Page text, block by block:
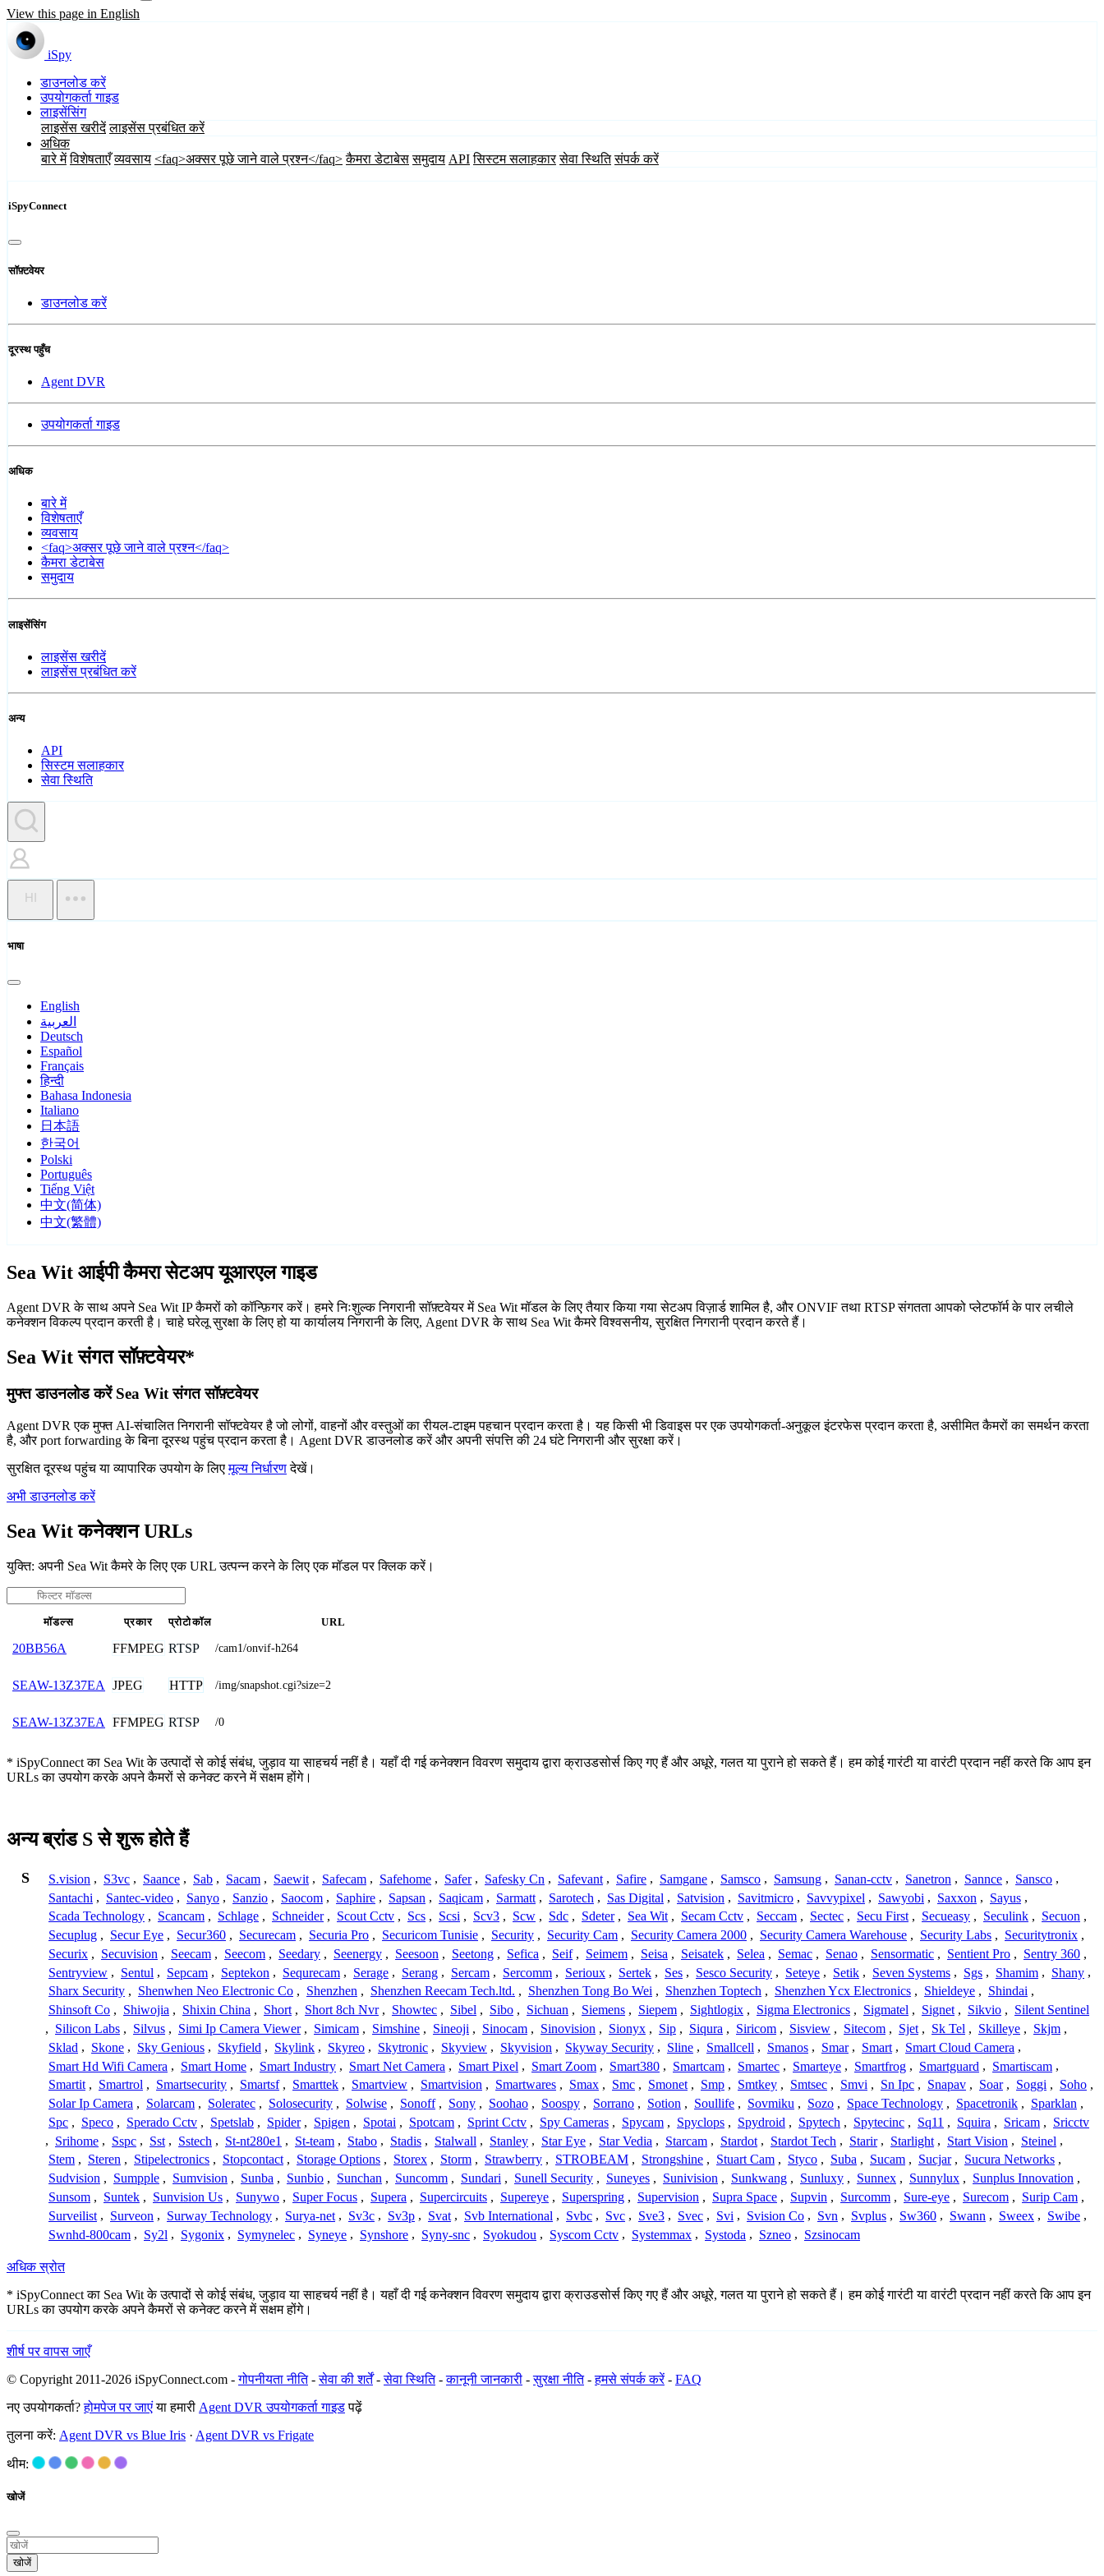
View this page in English
iSpy
डाउनलोड करें
उपयोगकर्ता गाइड
लाइसेंसिंग
लाइसेंस खरीदें लाइसेंस प्रबंधित करें
अधिक
बारे में विशेषताएँ व्यवसाय <faq>अक्सर पूछे जाने वाले प्रश्न</faq> कैमरा डेटाबेस समुदाय API सिस्टम सलाहकार सेवा स्थिति संपर्क करें
iSpyConnect
सॉफ़्टवेयर
डाउनलोड करें
दूरस्थ पहुँच
Agent DVR
उपयोगकर्ता गाइड
अधिक
बारे में
विशेषताएँ
व्यवसाय
<faq>अक्सर पूछे जाने वाले प्रश्न</faq>
कैमरा डेटाबेस
समुदाय
लाइसेंसिंग
लाइसेंस खरीदें
लाइसेंस प्रबंधित करें
अन्य
API
सिस्टम सलाहकार
सेवा स्थिति
HI
भाषा
English
العربية
Deutsch
Español
Français
हिन्दी
Bahasa Indonesia
Italiano
日本語
한국어
Polski
Português
Tiếng Việt
中文(简体)
中文(繁體)
Sea Wit आईपी कैमरा सेटअप यूआरएल गाइड
Agent DVR के साथ अपने Sea Wit IP कैमरों को कॉन्फ़िगर करें। हमरे निःशुल्क निगरानी सॉफ़्टवेयर में Sea Wit मॉडल के लिए तैयार किया गया सेटअप विज़ार्ड शामिल है, और ONVIF तथा RTSP संगतता आपको प्लेटफॉर्म के पार लचीले
कनेक्शन विकल्प प्रदान करती है। चाहे घरेलू सुरक्षा के लिए हो या कार्यालय निगरानी के लिए, Agent DVR के साथ Sea Wit कैमरे विश्वसनीय, सुरक्षित निगरानी प्रदान करते हैं।
Sea Wit संगत सॉफ़्टवेयर*
मुफ्त डाउनलोड करें Sea Wit संगत सॉफ़्टवेयर
Agent DVR एक मुफ्त AI-संचालित निगरानी सॉफ्टवेयर है जो लोगों, वाहनों और वस्तुओं का रीयल-टाइम पहचान प्रदान करता है। यह किसी भी डिवाइस पर एक उपयोगकर्ता-अनुकूल इंटरफेस प्रदान करता है, असीमित कैमरों का समर्थन करता
है, और port forwarding के बिना दूरस्थ पहुंच प्रदान करता है। Agent DVR डाउनलोड करें और अपनी संपत्ति की 24 घंटे निगरानी और सुरक्षा करें।
सुरक्षित दूरस्थ पहुंच या व्यापारिक उपयोग के लिएमूल्य निर्धारणदेखें।
अभी डाउनलोड करें
Sea Wit कनेक्शन URLs
युक्ति: अपनी Sea Wit कैमरे के लिए एक URL उत्पन्न करने के लिए एक मॉडल पर क्लिक करें।
मॉडल्स प्रकार प्रोटोकॉल URL
20BB56A FFMPEG RTSP /cam1/onvif-h264
SEAW-13Z37EA JPEG HTTP /img/snapshot.cgi?size=2
SEAW-13Z37EA FFMPEG RTSP /0
* iSpyConnect का Sea Wit के उत्पादों से कोई संबंध, जुड़ाव या साहचर्य नहीं है। यहाँ दी गई कनेक्शन विवरण समुदाय द्वारा क्राउडसोर्स किए गए हैं और अधूरे, गलत या पुराने हो सकते हैं। हम कोई गारंटी या वारंटी प्रदान नहीं करते कि आप इन
URLs का उपयोग करके अपने कैमरों से कनेक्ट करने में सक्षम होंगे।
अन्य ब्रांड S से शुरू होते हैं
S S.vision , S3vc , Saance , Sab , Sacam , Saewit , Safecam , Safehome , Safer , Safesky Cn , Safevant , Safire , Samgane , Samsco , Samsung , Sanan-cctv , Sanetron , Sannce , Sansco ,
Santachi , Santec-video , Sanyo , Sanzio , Saocom , Saphire , Sapsan , Saqicam , Sarmatt , Sarotech , Sas Digital , Satvision , Savitmicro , Savvypixel , Sawyobi , Saxxon , Sayus ,
Scada Technology , Scancam , Schlage , Schneider , Scout Cctv , Scs , Scsi , Scv3 , Scw , Sdc , Sdeter , Sea Wit , Secam Cctv , Seccam , Sectec , Secu First , Secueasy , Seculink , Secuon ,
Secuplug , Secur Eye , Secur360 , Securecam , Securia Pro , Securicom Tunisie , Security , Security Cam , Security Camera 2000 , Security Camera Warehouse , Security Labs , Securitytronix ,
Securix , Secuvision , Seecam , Seecom , Seedary , Seenergy , Seesoon , Seetong , Sefica , Seif , Seimem , Seisa , Seisatek , Selea , Semac , Senao , Sensormatic , Sentient Pro , Sentry 360 ,
Sentryview , Sentul , Sepcam , Septekon , Sequrecam , Serage , Serang , Sercam , Sercomm , Serioux , Sertek , Ses , Sesco Security , Seteye , Setik , Seven Systems , Sgs , Shamim , Shany ,
Sharx Security , Shenwhen Neo Electronic Co , Shenzhen , Shenzhen Reecam Tech.ltd. , Shenzhen Tong Bo Wei , Shenzhen Toptech , Shenzhen Ycx Electronics , Shieldeye , Shindai ,
Shinsoft Co , Shiwojia , Shixin China , Short , Short 8ch Nvr , Showtec , Sibel , Sibo , Sichuan , Siemens , Siepem , Sightlogix , Sigma Electronics , Sigmatel , Signet , Sikvio , Silent Sentinel
, Silicon Labs , Silvus , Simi Ip Camera Viewer , Simicam , Simshine , Sineoji , Sinocam , Sinovision , Sionyx , Sip , Siqura , Siricom , Sisview , Sitecom , Sjet , Sk Tel , Skilleye , Skjm ,
Sklad , Skone , Sky Genious , Skyfield , Skylink , Skyreo , Skytronic , Skyview , Skyvision , Skyway Security , Sline , Smallcell , Smanos , Smar , Smart , Smart Cloud Camera ,
Smart Hd Wifi Camera , Smart Home , Smart Industry , Smart Net Camera , Smart Pixel , Smart Zoom , Smart380 , Smartcam , Smartec , Smarteye , Smartfrog , Smartguard , Smartiscam ,
Smartit , Smartrol , Smartsecurity , Smartsf , Smarttek , Smartview , Smartvision , Smartwares , Smax , Smc , Smonet , Smp , Smtkey , Smtsec , Smvi , Sn Ipc , Snapav , Soar , Soggi , Soho ,
Solar Ip Camera , Solarcam , Soleratec , Solosecurity , Solwise , Sonoff , Sony , Soohao , Soospy , Sorrano , Sotion , Soullife , Sovmiku , Sozo , Space Technology , Spacetronik , Sparklan ,
Spc , Speco , Sperado Cctv , Spetslab , Spider , Spigen , Spotai , Spotcam , Sprint Cctv , Spy Cameras , Spycam , Spyclops , Spydroid , Spytech , Spytecinc , Sq11 , Squira , Sricam , Sricctv
, Srihome , Sspc , Sst , Sstech , St-nt280e1 , St-team , Stabo , Stadis , Stalwall , Stanley , Star Eye , Star Vedia , Starcam , Stardot , Stardot Tech , Starir , Starlight , Start Vision , Steinel ,
Stem , Steren , Stipelectronics , Stopcontact , Storage Options , Storex , Storm , Strawberry , STROBEAM , Strongshine , Stuart Cam , Styco , Suba , Sucam , Sucjar , Sucura Networks ,
Sudvision , Sumpple , Sumvision , Sunba , Sunbio , Sunchan , Suncomm , Sundari , Sunell Security , Suneyes , Sunivision , Sunkwang , Sunluxy , Sunnex , Sunnylux , Sunplus Innovation ,
Sunsom , Suntek , Sunvision Us , Sunywo , Super Focus , Supera , Supercircuits , Supereye , Superspring , Supervision , Supra Space , Supvin , Surcomm , Sure-eye , Surecom , Surip Cam ,
Surveilist , Surveon , Surway Technology , Surya-net , Sv3c , Sv3p , Svat , Svb International , Svbc , Svc , Sve3 , Svec , Svi , Svision Co , Svn , Svplus , Sw360 , Swann , Sweex , Swibe ,
Swnhd-800cam , Sy2l , Sygonix , Symynelec , Syneye , Synshore , Syny-snc , Syokudou , Syscom Cctv , Systemmax , Systoda , Szneo , Szsinocam
अधिक स्रोत
* iSpyConnect का Sea Wit के उत्पादों से कोई संबंध, जुड़ाव या साहचर्य नहीं है। यहाँ दी गई कनेक्शन विवरण समुदाय द्वारा क्राउडसोर्स किए गए हैं और अधूरे, गलत या पुराने हो सकते हैं। हम कोई गारंटी या वारंटी प्रदान नहीं करते कि आप इन
URLs का उपयोग करके अपने कैमरों से कनेक्ट करने में सक्षम होंगे।
शीर्ष पर वापस जाएँ
© Copyright 2011-2026 iSpyConnect.com -गोपनीयता नीति-सेवा की शर्तें-सेवा स्थिति-कानूनी जानकारी -सुरक्षा नीति-हमसे संपर्क करें- FAQ
नए उपयोगकर्ता?होमपेज पर जाएंया हमारी Agent DVR उपयोगकर्ता गाइडपढ़ें
तुलना करें: Agent DVR vs Blue Iris · Agent DVR vs Frigate
थीम:
खोजें
खोजें